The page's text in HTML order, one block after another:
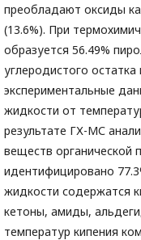
преобладают оксиды
(13.6%). При
образуется 56.49%
углеродистого
экспериментальные
жидкости от
результате ГХ-МС
веществ органической
идентифицировано
жидкости содержатся
кетоны, амиды,
температур кипения